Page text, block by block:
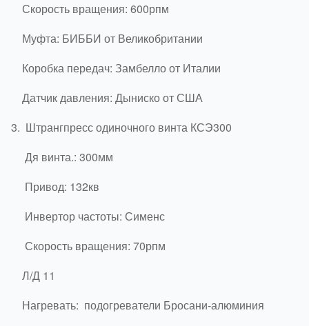
Скорость вращения: 600рпм
Муфта: БИББИ от Великобритании
Коробка передач: Замбелло от Италии
Датчик давления: Дыниско от США
3. Штрангпресс одиночного винта КСЭ300
Дя винта.: 300мм
Привод: 132кв
Инвертор частоты: Сименс
Скорость вращения: 70рпм
Л/Д 11
Нагревать: подогреватели Бросани-алюминия